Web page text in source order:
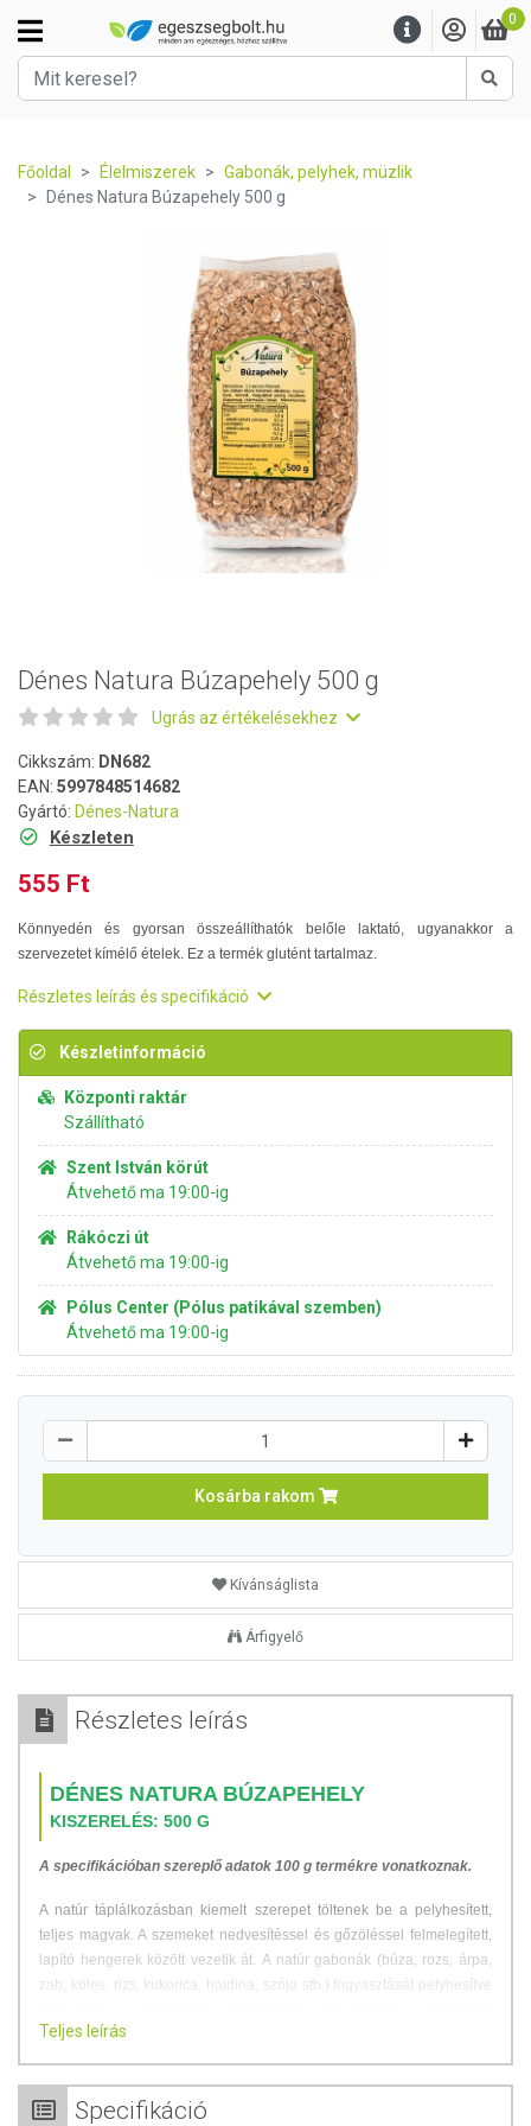
0
Főoldal Élelmiszerek
Gabonák, pelyhek, müzlik
Dénes Natura Búzapehely 500 g
Dénes Natura Búzapehely 500 g
Ugrás az értékelésekhez
Cikkszám: DN682
EAN: 5997848514682
Gyártó: Dénes-Natura
Készleten
555 Ft
Könnyedén és gyorsan összeállíthatók belőle laktató, ugyanakkor a
szervezetet kímélő ételek. Ez a termék glutént tartalmaz.
Részletes leírás és specifikáció
Készletinformáció
Központi raktár
Szállítható
Szent István körút
Átvehető ma 19:00-ig
Rákóczi út
Átvehető ma 19:00-ig
Pólus Center (Pólus patikával szemben)
Átvehető ma 19:00-ig
Kosárba rakom
Kívánságlista
Árfigyelő
Részletes leírás
DÉNES NATURA BÚZAPEHELY
KISZERELÉS: 500 G
A specifikációban szereplő adatok 100 g termékre vonatkoznak.
A natúr táplálkozásban kiemelt szerepet töltenek be a pelyhesített,
teljes magvak. A szemeket nedvesítéssel és gőzöléssel felmelegített,
lapító hengerek között vezetik át. A natúr gabonák (búza, rozs, árpa,
zab, köles, rizs, kukorica, hajdina, szója stb.) fogyasztását pelyhesítve
táplálkozás emésztési problémákat okoz.
anélkül, hogy a szervezetet megterhelnék. Könnyen és gyorsan
készíthetők belőlük finom és egészséges ételek.
Teljes leírás
Specifikáció